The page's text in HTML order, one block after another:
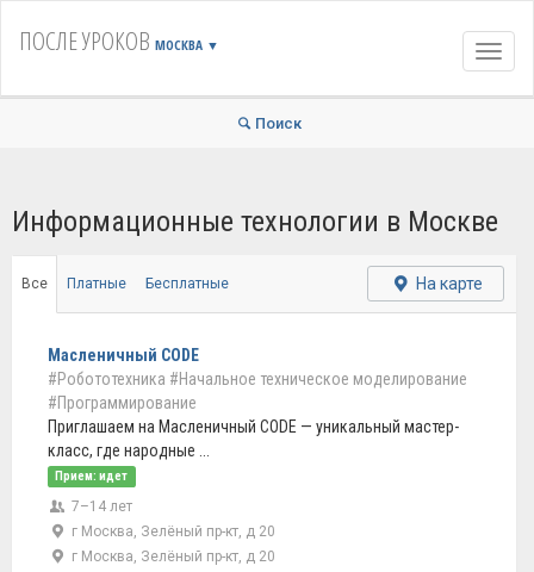
ПОСЛЕ УРОКОВ МОСКВА ▼
Поиск
Информационные технологии в Москве
Все Платные Бесплатные На карте
Масленичный CODE
#Робототехника #Начальное техническое моделирование
#Программирование
Приглашаем на Масленичный CODE — уникальный мастер-
класс, где народные ...
Прием: идет
7–14 лет
г Москва, Зелёный пр-кт, д 20
г Москва, Зелёный пр-кт, д 20